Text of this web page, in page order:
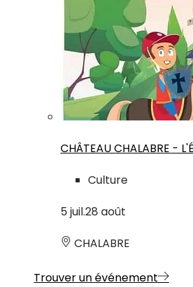
CHÂTEAU CHALABRE -
Culture
5 juil.28 août
CHALABRE
Trouver un événement